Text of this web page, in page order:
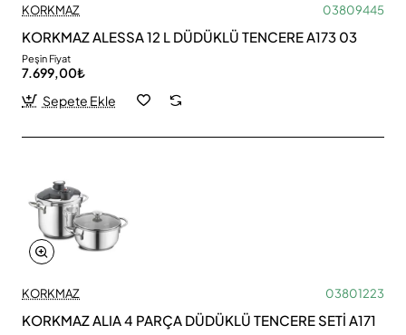
KORKMAZ 03809445
KORKMAZ ALESSA 12 L DÜDÜKLÜ TENCERE A173 03
Peşin Fiyat
7.699,00₺
Sepete Ekle
KORKMAZ 03801223
KORKMAZ ALIA 4 PARÇA DÜDÜKLÜ TENCERE SETİ A171